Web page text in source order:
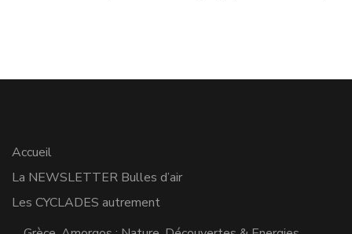
Accueil
La NEWSLETTER Bulles d’air
Les CYCLADES autrement